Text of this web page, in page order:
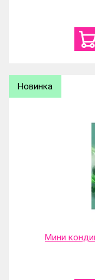
Новинка
Мини